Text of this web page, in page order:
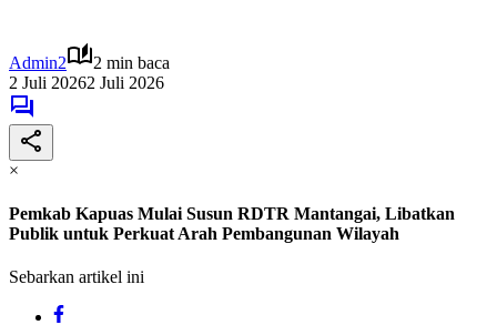
Admin2
2 min baca
2 Juli 20262 Juli 2026
×
Pemkab Kapuas Mulai Susun RDTR Mantangai, Libatkan
Publik untuk Perkuat Arah Pembangunan Wilayah
Sebarkan artikel ini